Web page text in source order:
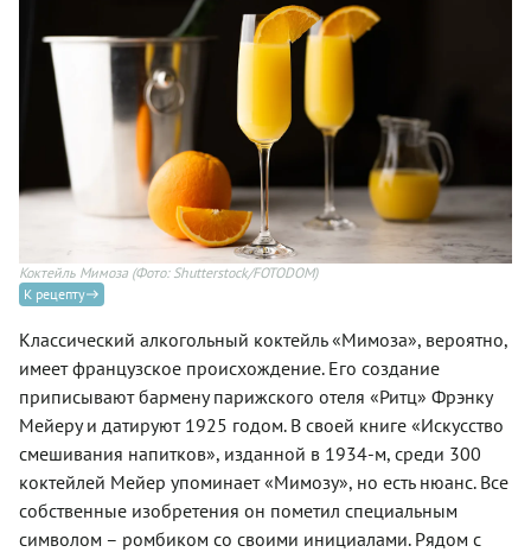
Коктейль Мимоза (Фото: Shutterstock/FOTODOM)
К рецепту
Классический алкогольный коктейль «Мимоза», вероятно,
имеет французское происхождение. Его создание
приписывают бармену парижского отеля «Ритц» Фрэнку
Мейеру и датируют 1925 годом. В своей книге «Искусство
смешивания напитков», изданной в 1934-м, среди 300
коктейлей Мейер упоминает «Мимозу», но есть нюанс. Все
собственные изобретения он пометил специальным
символом – ромбиком со своими инициалами. Рядом с